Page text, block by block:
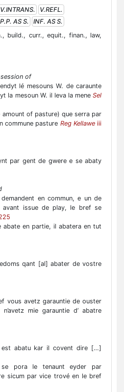
V.INTRANS.
V.REFL.
P.P. AS S.
INF. AS S.
build., curr., equit., finan., law,
of
lé mesouns W. de caraunte
la mesoun W. il leva la mene Sel
of pasture) que serra par
commune pasture Reg Kellaweiii
par gent de gwere e se abaty
en commun, e un de
avant issue de play, le bref se
abate en partie, il abatera en tut
qant [al] abater de vostre
vous avetz garauntie de ouster
mie garauntie d’ abatre
abatu kar il covent dire […]
pora le tenaunt eyder par
sicum par vice trové en le bref